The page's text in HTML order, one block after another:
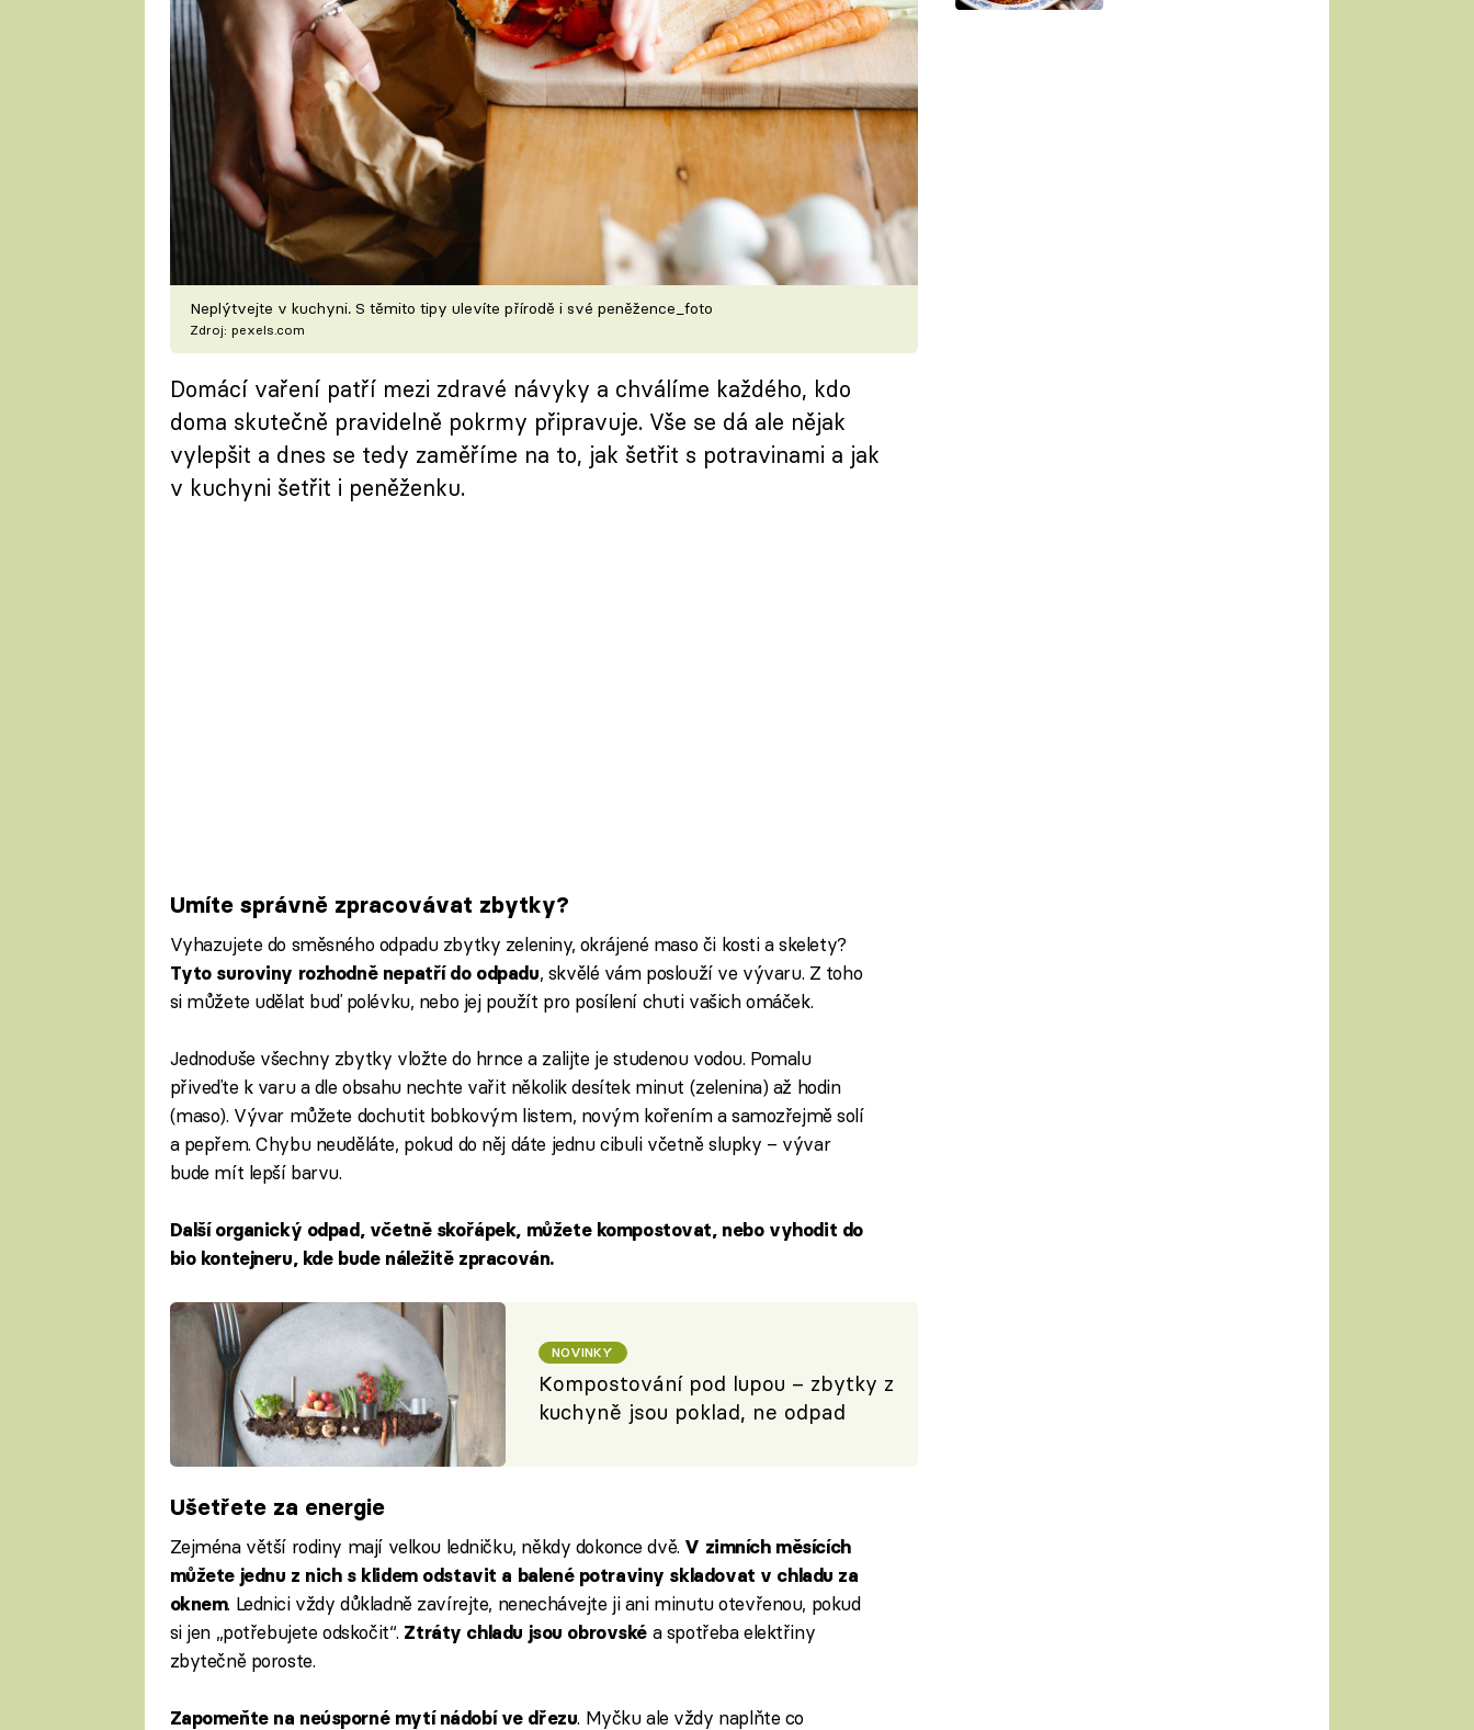
Neplýtvejte v kuchyni. S těmito tipy ulevíte přírodě i své peněžence_foto
Zdroj: pexels.com
Domácí vaření patří mezi zdravé návyky a chválíme každého, kdo
doma skutečně pravidelně pokrmy připravuje. Vše se dá ale nějak
vylepšit a dnes se tedy zaměříme na to, jak šetřit s potravinami a jak
v kuchyni šetřit i peněženku.
Umíte správně zpracovávat zbytky?
Vyhazujete do směsného odpadu zbytky zeleniny, okrájené maso či kosti a skelety?
Tyto suroviny rozhodně nepatří do odpadu, skvělé vám poslouží ve vývaru. Z toho
si můžete udělat buď polévku, nebo jej použít pro posílení chuti vašich omáček.
Jednoduše všechny zbytky vložte do hrnce a zalijte je studenou vodou. Pomalu
přiveďte k varu a dle obsahu nechte vařit několik desítek minut (zelenina) až hodin
(maso). Vývar můžete dochutit bobkovým listem, novým kořením a samozřejmě solí
a pepřem. Chybu neuděláte, pokud do něj dáte jednu cibuli včetně slupky – vývar
bude mít lepší barvu.
Další organický odpad, včetně skořápek, můžete kompostovat, nebo vyhodit do
bio kontejneru, kde bude náležitě zpracován.
NOVINKY
Kompostování pod lupou – zbytky z
kuchyně jsou poklad, ne odpad
Ušetřete za energie
Zejména větší rodiny mají velkou ledničku, někdy dokonce dvě. V zimních měsících
můžete jednu z nich s klidem odstavit a balené potraviny skladovat v chladu za
oknem. Lednici vždy důkladně zavírejte, nenechávejte ji ani minutu otevřenou, pokud
si jen „potřebujete odskočit“. Ztráty chladu jsou obrovské a spotřeba elektřiny
zbytečně poroste.
Zapomeňte na neúsporné mytí nádobí ve dřezu. Myčku ale vždy naplňte co